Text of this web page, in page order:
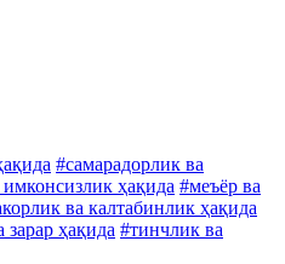
#самарадорлик ва
ҳақида #меъёр ва
ва калтабинлик ҳақида
зарар ҳақида #тинчлик ва